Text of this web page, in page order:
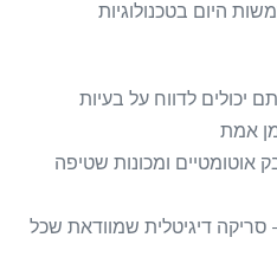
היום בטכנולוגיות
יכולים לדווח על בעיות
אמת
אוטומטיים ומכונות שטיפה
דיגיטלית שמוודאת שכל